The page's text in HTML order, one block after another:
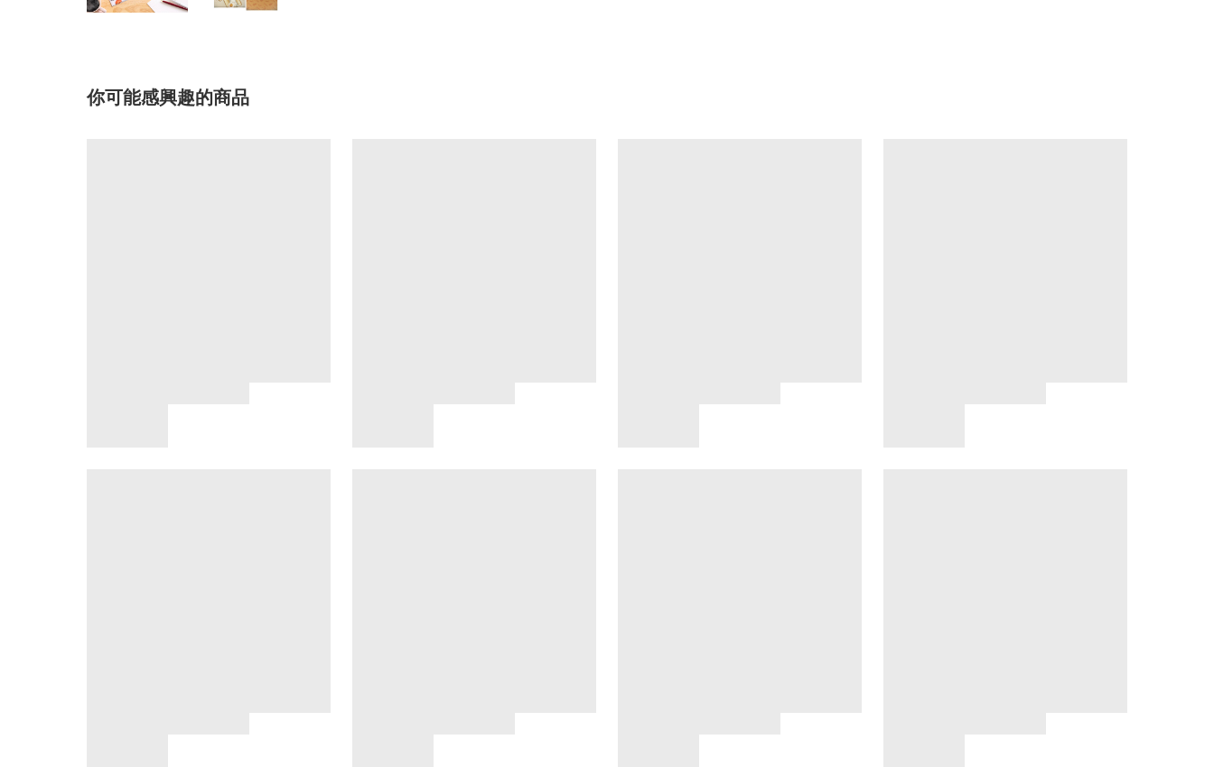
你可能感興趣的商品